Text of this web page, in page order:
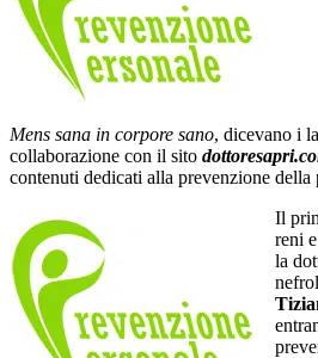
Mens sana in corpore sano, dicevano i
collaborazione con il sito
contenuti dedicati alla prevenzione della
Il
reni
la